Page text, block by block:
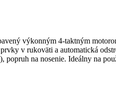
výkonným 4-taktným
v rukoväti a automatická
na nosenie. Ideálny na